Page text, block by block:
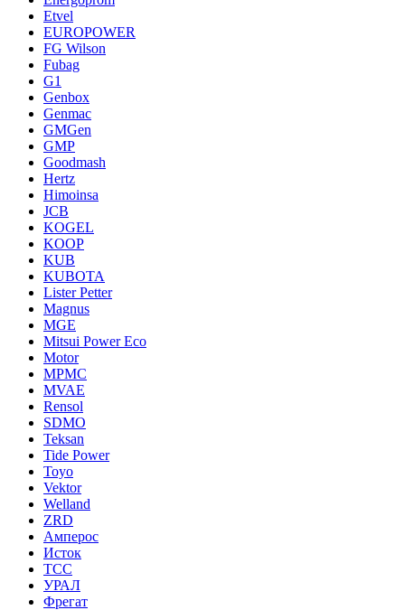
Etvel
EUROPOWER
FG Wilson
Fubag
G1
Genbox
Genmac
GMGen
GMP
Goodmash
Hertz
Himoinsa
JCB
KOGEL
KOOP
KUB
KUBOTA
Lister Petter
Magnus
MGE
Mitsui Power Eco
Motor
MPMC
MVAE
Rensol
SDMO
Teksan
Tide Power
Toyo
Vektor
Welland
ZRD
Амперос
Исток
ТСС
УРАЛ
Фрегат